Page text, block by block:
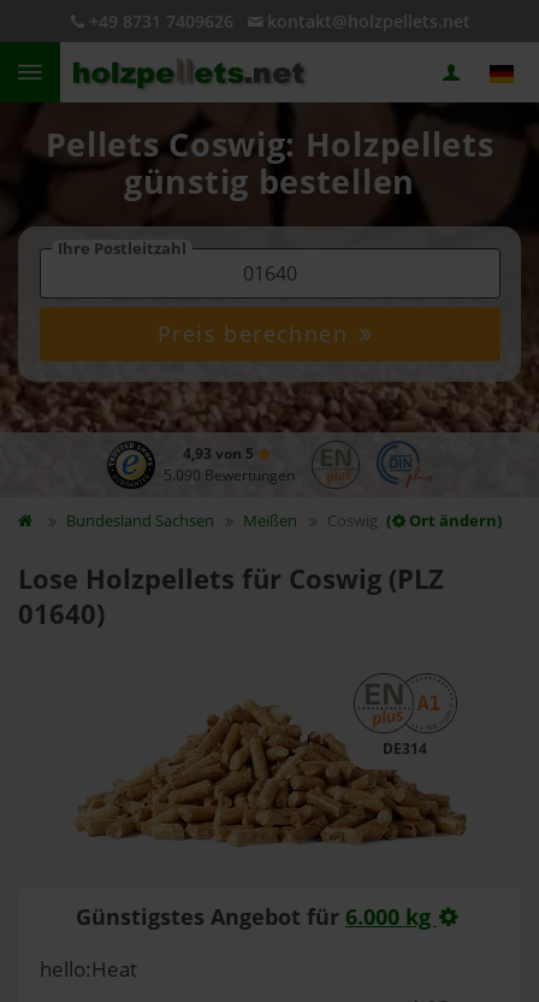
+49 8731 7409626 kontakt@holzpellets.net
Pellets Coswig: Holzpellets
günstig bestellen
Ihre Postleitzahl
Preis berechnen
4,93 von 5
5.090 Bewertungen
Bundesland Sachsen Meißen Coswig ( Ort ändern)
Lose Holzpellets für Coswig (PLZ
01640)
DE314
Günstigstes Angebot für 6.000 kg
hello:Heat